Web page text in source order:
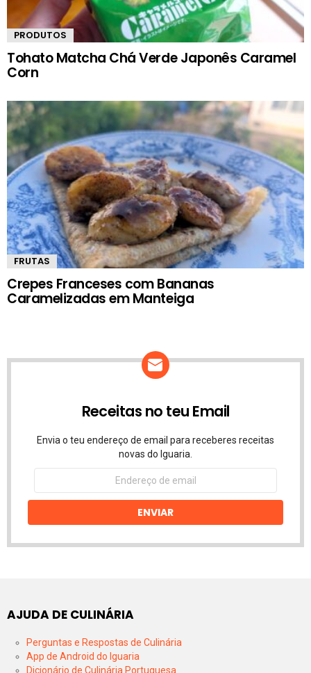
PRODUTOS
Tohato Matcha Chá Verde Japonês Caramel
Corn
FRUTAS
Crepes Franceses com Bananas
Caramelizadas em Manteiga
Receitas no teu Email
Envia o teu endereço de email para receberes receitas
novas do Iguaria.
Endereço
email
ENVIAR
AJUDA DE CULINÁRIA
Perguntas e Respostas de Culinária
App de Android do Iguaria
Dicionário de Culinária Portuguesa